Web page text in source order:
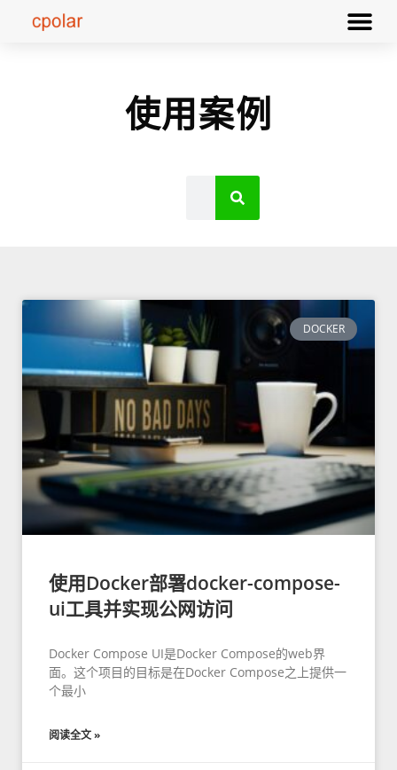
使用案例
DOCKER
使用Docker部署docker-compose-
ui工具并实现公网访问
Docker Compose UI是Docker Compose的web界
面。这个项目的目标是在Docker Compose之上提供一
个最小
阅读全文 »